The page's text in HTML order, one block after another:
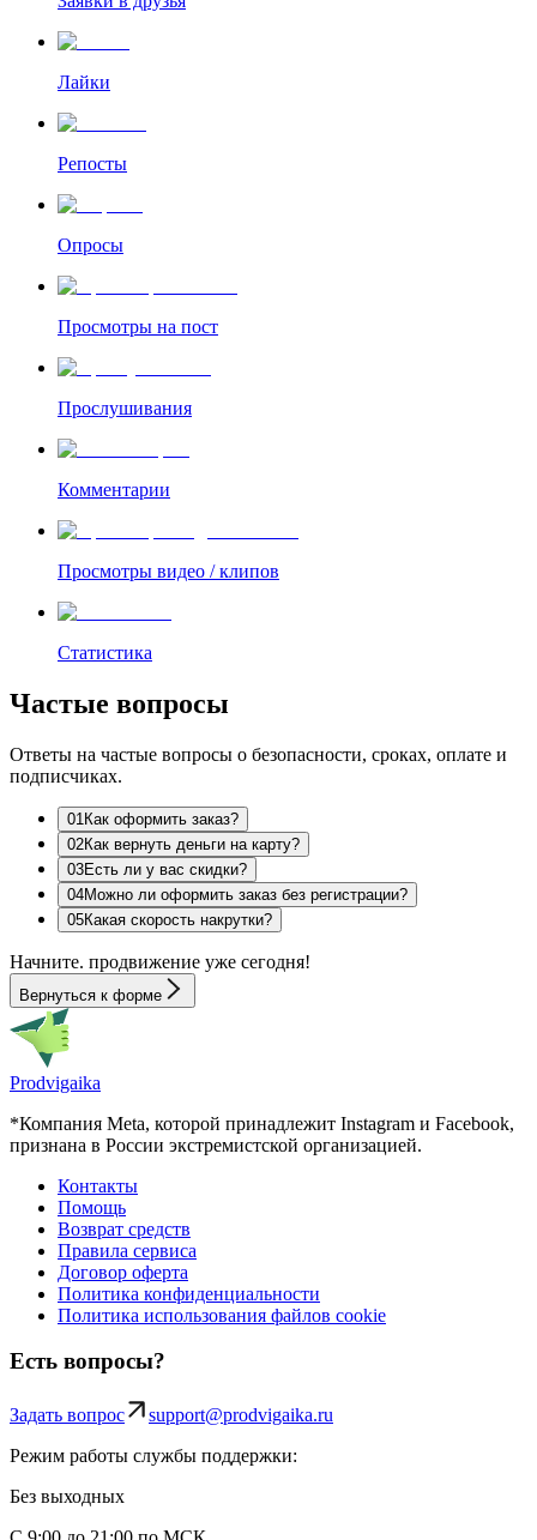
Лайки
Репосты
Опросы
Просмотры на пост
Прослушивания
Комментарии
Просмотры видео / клипов
Статистика
Частые вопросы
Ответы на частые вопросы о безопасности, сроках, оплате и
подписчиках.
01 Как оформить заказ?
02Как вернуть деньги на карту?
03Есть ли у вас скидки?
04Можно ли оформить заказ без регистрации?
05Какая скорость накрутки?
Начните. продвижение уже сегодня!
Вернуться к форме
Prodvigaika
*Компания Meta, которой принадлежит Instagram и Facebook,
признана в России экстремистской организацией.
Контакты
Помощь
Возврат средств
Правила сервиса
Договор оферта
Политика конфиденциальности
Политика использования файлов cookie
Есть вопросы?
Задать вопрос
support@prodvigaika.ru
Режим работы службы поддержки:
Без выходных